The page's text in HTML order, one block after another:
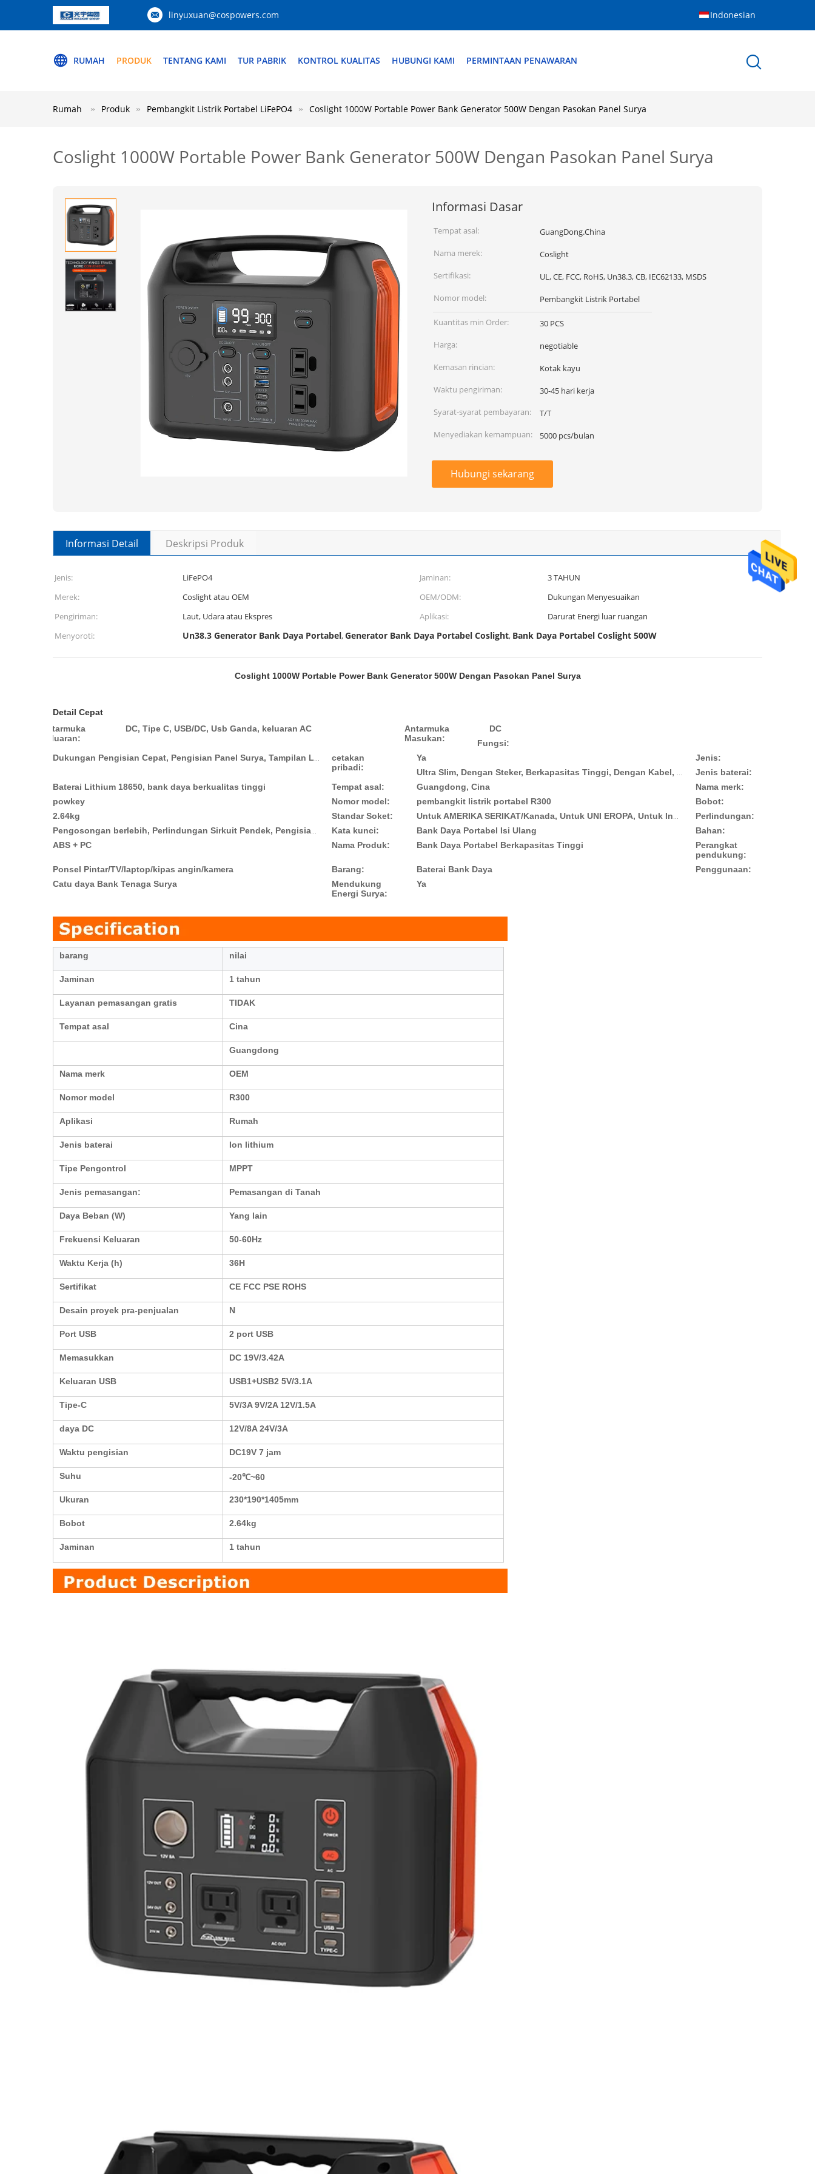
linyuxuan@cospowers.com Indonesian
RUMAH PRODUK TENTANG KAMI TUR PABRIK KONTROL KUALITAS HUBUNGI KAMI PERMINTAAN PENAWARAN
Rumah Produk Pembangkit Listrik Portabel LiFePO4 Coslight 1000W Portable Power Bank Generator 500W Dengan Pasokan Panel Surya
Coslight 1000W Portable Power Bank Generator 500W Dengan Pasokan Panel Surya
Informasi Dasar
Tempat asal:
GuangDong.China
Nama merek:
Coslight
Sertifikasi:
UL, CE, FCC, RoHS, Un38.3, CB, IEC62133, MSDS
Nomor model:
Pembangkit Listrik Portabel
Kuantitas min Order:
30 PCS
Harga:
negotiable
Kemasan rincian:
Kotak kayu
Waktu pengiriman:
30-45 hari kerja
Syarat-syarat pembayaran:
T/T
Menyediakan kemampuan:
5000 pcs/bulan
Hubungi sekarang
Informasi Detail Deskripsi Produk
Jenis: LiFePO4 Jaminan:
3 TAHUN
Merek:
Coslight atau OEM OEM/ODM:
Dukungan Menyesuaikan
Pengiriman:
Laut, Udara atau Ekspres Aplikasi:
Darurat Energi luar ruangan
Menyoroti:
Un38.3 Generator Bank Daya Portabel,Generator Bank Daya Portabel Coslight, Bank Daya Portabel Coslight 500W
Coslight 1000W Portable Power Bank Generator 500W Dengan Pasokan Panel Surya
Detail Cepat
Antarmuka
Keluaran:
DC, Tipe C, USB/DC, Usb Ganda, keluaran AC
Antarmuka
Masukan:
DC
Fungsi:
Dukungan Pengisian Cepat, Pengisian Panel Surya, Tampilan LED, bank daya keluaran AC portabel, Menyediakan Daya
cetakan
pribadi:
Ya Jenis:
Ultra Slim, Dengan Steker, Berkapasitas Tinggi, Dengan Kabel, PORTABEL, Power Staion, untuk bank daya keluaran AC portabel outdoor, Rumah indoor outdoor
Jenis baterai:
Baterai Lithium 18650, bank daya berkualitas tinggi
Tempat asal: Guangdong, Cina
Nama merk:
powkey
Nomor model: pembangkit listrik portabel R300
Bobot:
2.64kg
Standar Soket: Untuk AMERIKA SERIKAT/Kanada, Untuk UNI EROPA, Untuk Inggris, Untuk Australia/Selandia Baru, Untuk Italia, Untuk Brasil, Untuk Jepang, Universal, Lainnya Perlindungan:
Pengosongan berlebih, Perlindungan Sirkuit Pendek, Pengisian berlebih, Ketegangan Rendah Kata kunci: Bank Daya Portabel Isi Ulang
Bahan:
ABS + PC
Nama Produk: Bank Daya Portabel Berkapasitas Tinggi
Perangkat
pendukung:
Ponsel Pintar/TV/laptop/kipas angin/kamera
Barang: Baterai Bank Daya
Penggunaan:
Catu daya Bank Tenaga Surya
Mendukung
Energi Surya:
Ya
barang nilai
Jaminan 1 tahun
Layanan pemasangan gratis TIDAK
Tempat asal Cina
Guangdong
Nama merk OEM
Nomor model R300
Aplikasi Rumah
Jenis baterai Ion lithium
Tipe Pengontrol MPPT
Jenis pemasangan: Pemasangan di Tanah
Daya Beban (W) Yang lain
Frekuensi Keluaran 50-60Hz
Waktu Kerja (h) 36H
Sertifikat CE FCC PSE ROHS
Desain proyek pra-penjualan N
Port USB 2 port USB
Memasukkan DC 19V/3.42A
Keluaran USB USB1+USB2 5V/3.1A
Tipe-C 5V/3A 9V/2A 12V/1.5A
daya DC 12V/8A 24V/3A
Waktu pengisian DC19V 7 jam
Suhu -20℃~60
Ukuran 230*190*1405mm
Bobot 2.64kg
Jaminan 1 tahun